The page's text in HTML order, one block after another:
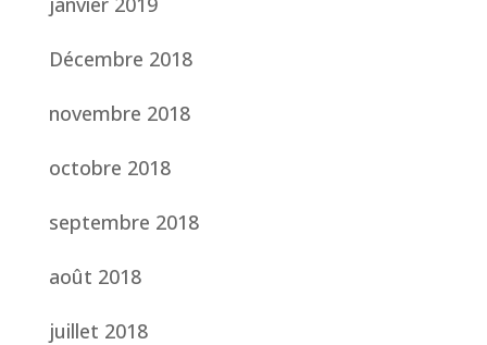
Décembre 2018
novembre 2018
octobre 2018
septembre 2018
août 2018
juillet 2018